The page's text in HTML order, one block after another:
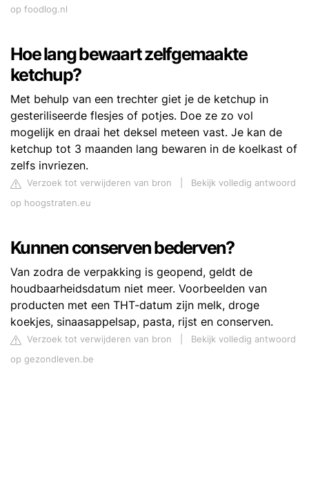
op foodlog.nl
Hoe lang bewaart zelfgemaakte
ketchup?
Met behulp van een trechter giet je de ketchup in
gesteriliseerde flesjes of potjes. Doe ze zo vol
mogelijk en draai het deksel meteen vast. Je kan de
ketchup tot 3 maanden lang bewaren in de koelkast of
zelfs invriezen.
Verzoek tot verwijderen van bron
Bekijk volledig antwoord
op hoogstraten.eu
Kunnen conserven bederven?
Van zodra de verpakking is geopend, geldt de
houdbaarheidsdatum niet meer. Voorbeelden van
producten met een THT-datum zijn melk, droge
koekjes, sinaasappelsap, pasta, rijst en conserven.
Verzoek tot verwijderen van bron
Bekijk volledig antwoord
op gezondleven.be